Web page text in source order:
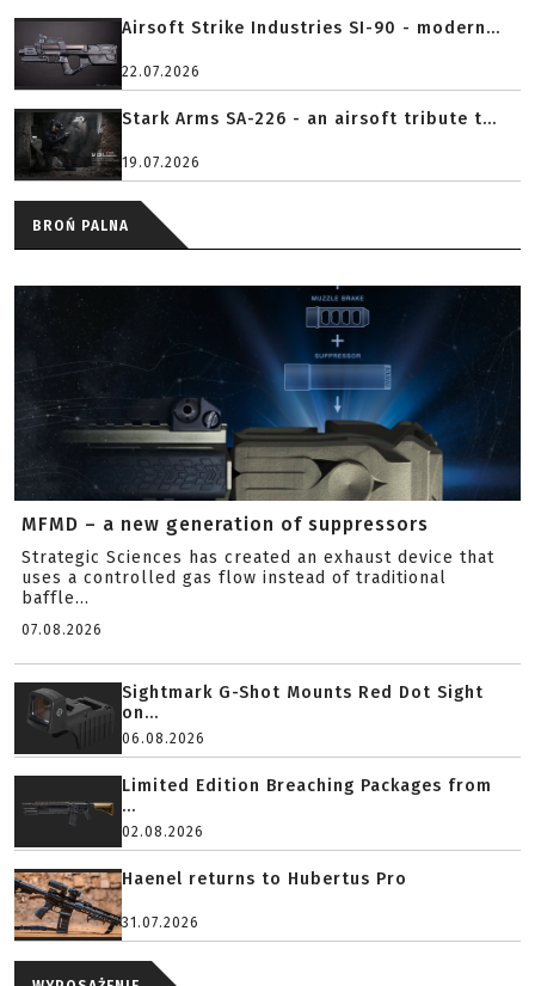
Airsoft Strike Industries SI-90 - modern...
22.07.2026
Stark Arms SA-226 - an airsoft tribute t...
19.07.2026
BROŃ PALNA
MFMD – a new generation of suppressors
Strategic Sciences has created an exhaust device that
uses a controlled gas flow instead of traditional
baffle...
07.08.2026
Sightmark G-Shot Mounts Red Dot Sight
on...
06.08.2026
Limited Edition Breaching Packages from
...
02.08.2026
Haenel returns to Hubertus Pro
31.07.2026